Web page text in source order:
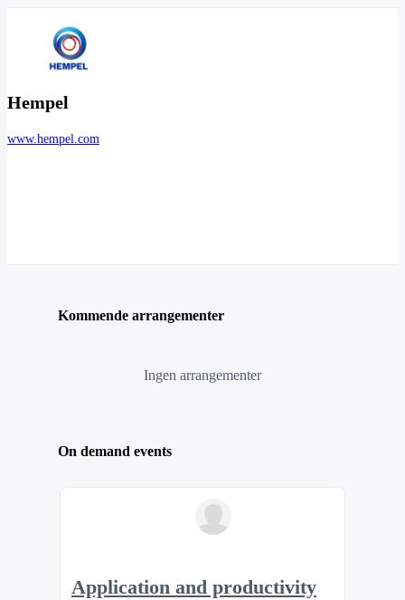
Hempel
www.hempel.com
Kommende arrangementer
Ingen arrangementer
On demand events
Application and productivity